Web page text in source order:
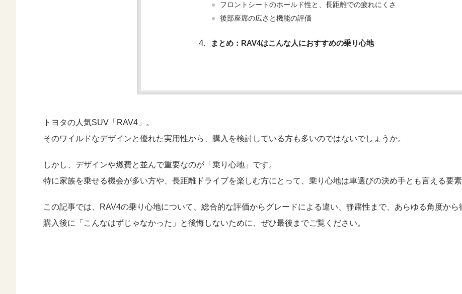
フロントシートのホールド性と、長距離での疲れにくさ
後部座席の広さと機能の評価
まとめ：RAV4はこんな人におすすめの乗り心地
トヨタの人気SUV「RAV4」。
そのワイルドなデザインと優れた実用性から、購入を検討している方も多いのではないでしょうか。
しかし、デザインや燃費と並んで重要なのが「乗り心地」です。
特に家族を乗せる機会が多い方や、長距離ドライブを楽しむ方にとって、乗り心地は車選びの決め手とも言える要素
この記事では、RAV4の乗り心地について、総合的な評価からグレードによる違い、静粛性まで、あらゆる角度から
購入後に「こんなはずじゃなかった」と後悔しないために、ぜひ最後までご覧ください。